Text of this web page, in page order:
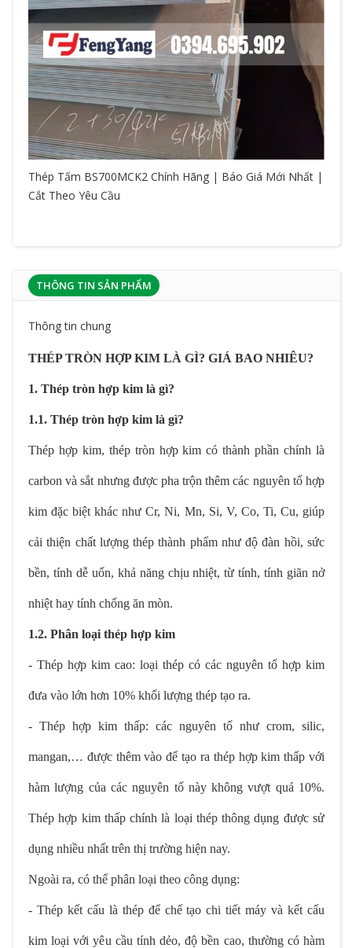
Thép Tấm BS700MCK2 Chính Hãng | Báo Giá Mới Nhất |
Cắt Theo Yêu Cầu
THÔNG TIN SẢN PHẨM
Thông tin chung
THÉP TRÒN HỢP KIM LÀ GÌ? GIÁ BAO NHIÊU?
1. Thép tròn hợp kim là gì?
1.1. Thép tròn hợp kim là gì?
Thép hợp kim, thép tròn hợp kim có thành phần chính là
carbon và sắt nhưng được pha trộn thêm các nguyên tố hợp
kim đặc biệt khác như Cr, Ni, Mn, Si, V, Co, Ti, Cu, giúp
cải thiện chất lượng thép thành phẩm như độ đàn hồi, sức
bền, tính dễ uốn, khả năng chịu nhiệt, từ tính, tính giãn nở
nhiệt hay tính chống ăn mòn.
1.2. Phân loại thép hợp kim
- Thép hợp kim cao: loại thép có các nguyên tố hợp kim
đưa vào lớn hơn 10% khối lượng thép tạo ra.
- Thép hợp kim thấp: các nguyên tố như crom, silic,
mangan,… được thêm vào để tạo ra thép hợp kim thấp với
hàm lượng của các nguyên tố này không vượt quá 10%.
Thép hợp kim thấp chính là loại thép thông dụng được sử
dụng nhiều nhất trên thị trường hiện nay.
Ngoài ra, có thể phân loại theo công dụng:
- Thép kết cấu là thép để chế tạo chi tiết máy và kết cấu
kim loại với yêu cầu tính dẻo, độ bền cao, thường có hàm